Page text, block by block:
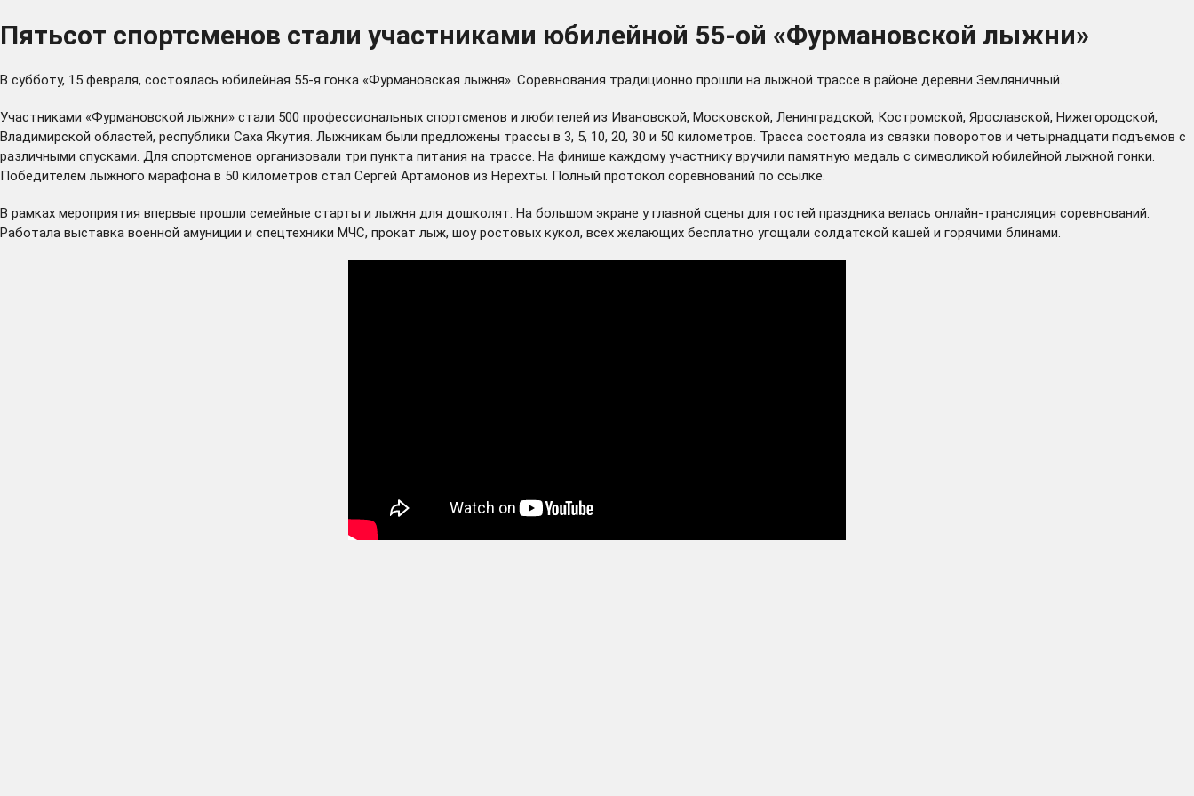
Пятьсот спортсменов стали участниками юбилейной 55-ой «Фурмановской лыжни»
В субботу, 15 февраля, состоялась юбилейная 55-я гонка «Фурмановская лыжня». Соревнования традиционно прошли на лыжной трассе в районе деревни Земляничный.
Участниками «Фурмановской лыжни» стали 500 профессиональных спортсменов и любителей из Ивановской, Московской, Ленинградской, Костромской, Ярославской, Нижегородской,
Владимирской областей, республики Саха Якутия. Лыжникам были предложены трассы в 3, 5, 10, 20, 30 и 50 километров. Трасса состояла из связки поворотов и четырнадцати подъемов с
различными спусками. Для спортсменов организовали три пункта питания на трассе. На финише каждому участнику вручили памятную медаль с символикой юбилейной лыжной гонки.
Победителем лыжного марафона в 50 километров стал Сергей Артамонов из Нерехты. Полный протокол соревнований по ссылке
В рамках мероприятия впервые прошли семейные старты и лыжня для дошколят. На большом экране у главной сцены для гостей праздника велась онлайн-трансляция соревнований.
Работала выставка военной амуниции и спецтехники МЧС, прокат лыж, шоу ростовых кукол, всех желающих бесплатно угощали солдатской кашей и горячими блинами.